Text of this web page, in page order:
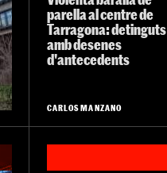
parella al centre de
Tarragona: detinguts
amb desenes
d'antecedents
CARLOS MANZANO